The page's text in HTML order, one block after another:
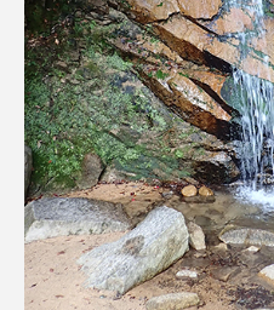
SAKDAC HARMO
SANDA ORGANIC
SDGs・タイプスマート農業
AgriNOVA
SIKIガーデン Autumn
Singing with a smile